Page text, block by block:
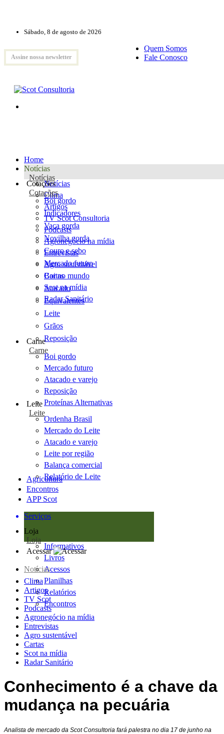
Sábado, 8 de agosto de 2026
Assine nossa newsletter
Quem Somos
Fale Conosco
Home
Notícias
Notícias
Notícias
Clima
Artigos
TV Scot Consultoria
Podcasts
Agronegócio na mídia
Entrevistas
Agro sustentável
Cartas
Scot na mídia
Radar Sanitário
Cotações
Cotações
Boi gordo
Indicadores
Vaca gorda
Novilha gorda
Couro e sebo
Mercado futuro
Boi no mundo
Atacado
Equivalentes
Leite
Grãos
Reposição
Carne
Carne
Boi gordo
Mercado futuro
Atacado e varejo
Reposição
Proteínas Alternativas
Leite
Leite
Ordenha Brasil
Mercado do Leite
Atacado e varejo
Leite por região
Balança comercial
Relatório de Leite
Agricultura
Encontros
APP Scot
Serviços
Loja
Loja
Informativos
Livros
Acessos
Planilhas
Relatórios
Encontros
Acessar
Notícias
Clima
Artigos
TV Scot
Podcasts
Agronegócio na mídia
Entrevistas
Agro sustentável
Cartas
Scot na mídia
Radar Sanitário
Conhecimento é a chave da
mudança na pecuária
Analista de mercado da Scot Consultoria fará palestra no dia 17 de junho na